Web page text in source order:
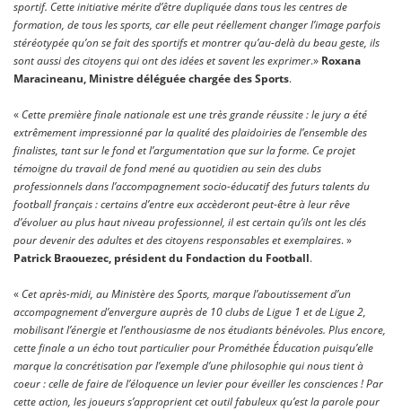
sportif. Cette initiative mérite d’être dupliquée dans tous les centres de
formation, de tous les sports, car elle peut réellement changer l’image parfois
stéréotypée qu’on se fait des sportifs et montrer qu’au-delà du beau geste, ils
sont aussi des citoyens qui ont des idées et savent les exprimer.» Roxana
Maracineanu, Ministre déléguée chargée des Sports.
« Cette première finale nationale est une très grande réussite : le jury a été
extrêmement impressionné par la qualité des plaidoiries de l’ensemble des
finalistes, tant sur le fond et l’argumentation que sur la forme. Ce projet
témoigne du travail de fond mené au quotidien au sein des clubs
professionnels dans l’accompagnement socio-éducatif des futurs talents du
football français : certains d’entre eux accèderont peut-être à leur rêve
d’évoluer au plus haut niveau professionnel, il est certain qu’ils ont les clés
pour devenir des adultes et des citoyens responsables et exemplaires. »
Patrick Braouezec, président du Fondaction du Football.
« Cet après-midi, au Ministère des Sports, marque l’aboutissement d’un
accompagnement d’envergure auprès de 10 clubs de Ligue 1 et de Ligue 2,
mobilisant l’énergie et l’enthousiasme de nos étudiants bénévoles. Plus encore,
cette finale a un écho tout particulier pour Prométhée Éducation puisqu’elle
marque la concrétisation par l’exemple d’une philosophie qui nous tient à
coeur : celle de faire de l’éloquence un levier pour éveiller les consciences ! Par
cette action, les joueurs s’approprient cet outil fabuleux qu’est la parole pour